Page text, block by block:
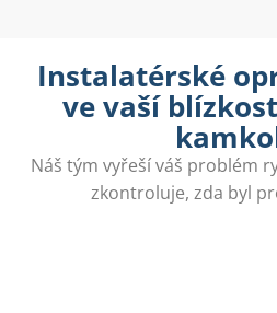
Instalatérské
ve vaší
Náš tým vyřeší váš problém
zkontroluje, zda byl